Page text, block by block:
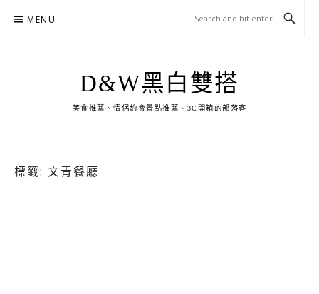
MENU
D&W黑白雙搭
美食推薦、情侶約會景點推薦、3C開箱的部落客
標籤: 文青餐廳